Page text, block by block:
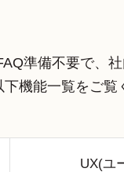
準備不要で、
機能一覧をご覧
UX(ユ